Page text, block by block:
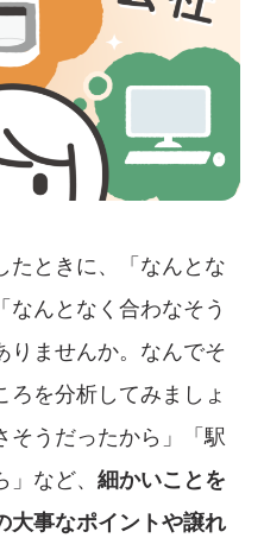
たときに、「なんとな
なんとなく合わなそう
りませんか。なんでそ
ろを分析してみましょ
そうだったから」「駅
など、 細かいことを
大事なポイントや譲れ